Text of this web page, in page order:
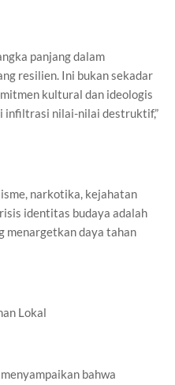
panjang dalam
resilien. Ini bukan sekadar
kultural dan ideologis
infiltrasi nilai-nilai destruktif,”
narkotika, kejahatan
identitas budaya adalah
menargetkan daya tahan
Lokal
bahwa